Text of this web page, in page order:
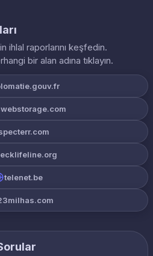
ihlal raporlarını keşfedin.
bir alan adına tıklayın.
telenet.be